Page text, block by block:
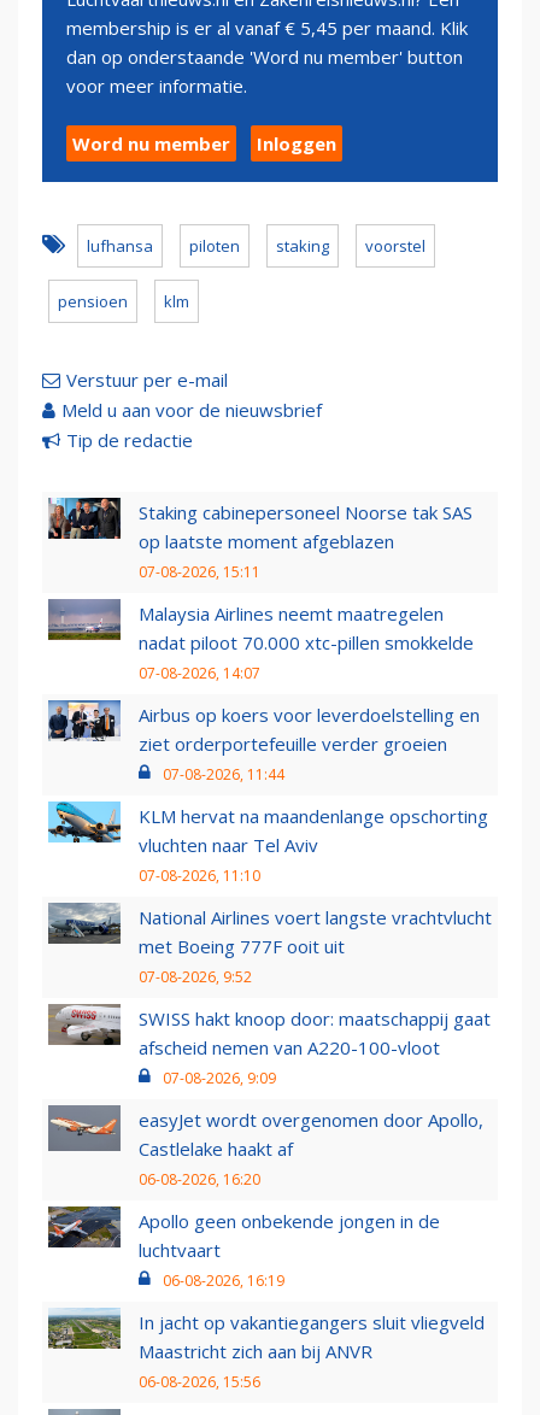
membership is er al vanaf € 5,45 per maand. Klik
dan op onderstaande 'Word nu member' button
voor meer informatie.
Word nu member Inloggen
lufhansa piloten staking voorstel
pensioen klm
Verstuur per e-mail
Meld u aan voor de nieuwsbrief
Tip de redactie
Staking cabinepersoneel Noorse tak SAS
op laatste moment afgeblazen
07-08-2026, 15:11
Malaysia Airlines neemt maatregelen
nadat piloot 70.000 xtc-pillen smokkelde
07-08-2026, 14:07
Airbus op koers voor leverdoelstelling en
ziet orderportefeuille verder groeien
07-08-2026, 11:44
KLM hervat na maandenlange opschorting
vluchten naar Tel Aviv
07-08-2026, 11:10
National Airlines voert langste vrachtvlucht
met Boeing 777F ooit uit
07-08-2026, 9:52
SWISS hakt knoop door: maatschappij gaat
afscheid nemen van A220-100-vloot
07-08-2026, 9:09
easyJet wordt overgenomen door Apollo,
Castlelake haakt af
06-08-2026, 16:20
Apollo geen onbekende jongen in de
luchtvaart
06-08-2026, 16:19
In jacht op vakantiegangers sluit vliegveld
Maastricht zich aan bij ANVR
06-08-2026, 15:56